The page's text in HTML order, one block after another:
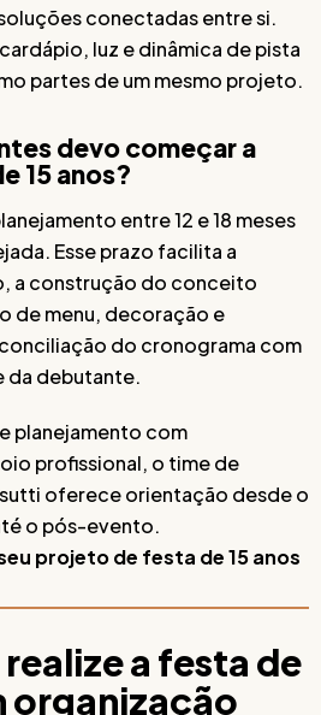
conectadas entre si.
luz e dinâmica de pista
partes de um mesmo projeto.
devo começar a
15 anos?
entre 12 e 18 meses
Esse prazo facilita a
a construção do conceito
de menu, decoração e
do cronograma com
da debutante.
planejamento com
profissional, o time de
oferece orientação desde o
o pós-evento.
projeto de festa de 15 anos
a festa de
organização